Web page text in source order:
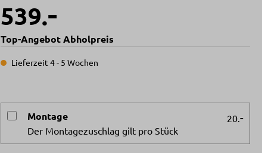
539.-
Top-Angebot Abholpreis
Lieferzeit 4 - 5 Wochen
Montage
Der Montagezuschlag gilt pro Stück
20.-